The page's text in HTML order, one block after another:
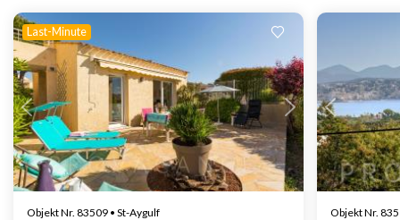
Last-Minute
Lädt ...
Objekt Nr. 83509 • St-Aygulf Objekt Nr.